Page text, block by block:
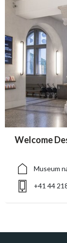
Welcome
accessibility.sr-
Museum
accessibility.sr-
+41 44